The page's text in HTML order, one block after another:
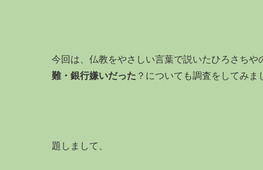
今回は、仏教をやさしい言葉で説いたひろさちや
難・銀行嫌いだった ？についても調査をしてみま
題しまして、